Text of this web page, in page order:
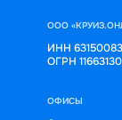
ООО
ИНН
ОГРН
ОФИСЫ